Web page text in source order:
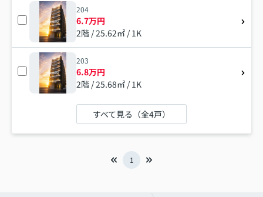
204
6.7万円
2階 / 25.62㎡ / 1K
203
6.8万円
2階 / 25.68㎡ / 1K
すべて見る（全4戸）
1